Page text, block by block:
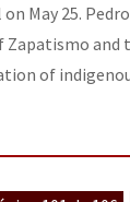
May 25.
Zapatismo and
of